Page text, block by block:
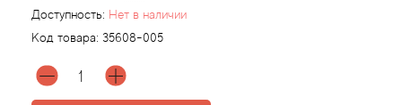
Доступность: Нет в наличии
Код товара: 35608-005
Absolument Parfumeur
Acqua di Parma
Контакты